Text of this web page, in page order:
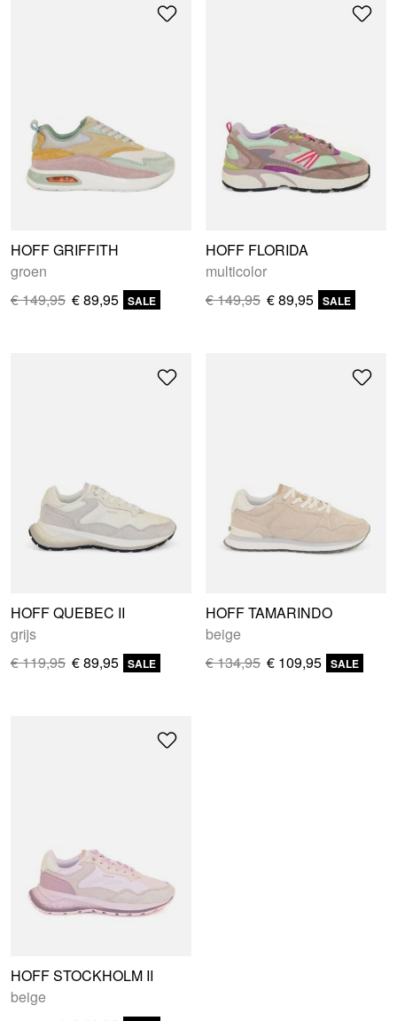
HOFF GRIFFITH
groen
€ 149,95 € 89,95 SALE
HOFF FLORIDA
multicolor
€ 149,95 € 89,95 SALE
HOFF QUEBEC II
grijs
€ 119,95 € 89,95 SALE
HOFF TAMARINDO
beige
€ 134,95 € 109,95 SALE
HOFF STOCKHOLM II
beige